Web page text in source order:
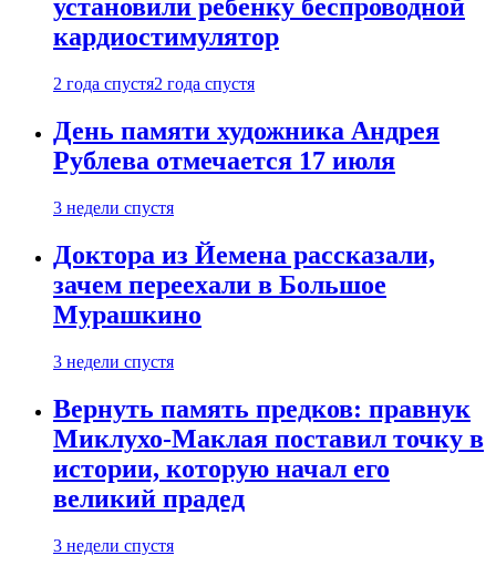
установили ребенку беспроводной
кардиостимулятор
2 года спустя2 года спустя
День памяти художника Андрея
Рублева отмечается 17 июля
3 недели спустя
Доктора из Йемена рассказали,
зачем переехали в Большое
Мурашкино
3 недели спустя
Вернуть память предков: правнук
Миклухо-Маклая поставил точку в
истории, которую начал его
великий прадед
3 недели спустя